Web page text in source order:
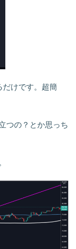
だけです。超簡
つの？とか思っち